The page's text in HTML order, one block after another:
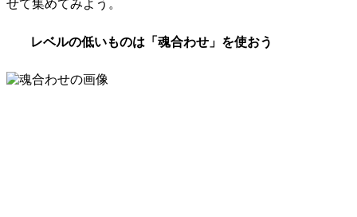
せて集めてみよう。
レベルの低いものは「魂合わせ」を使おう